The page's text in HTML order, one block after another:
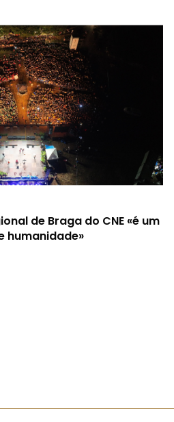
de Braga do CNE «é um
humanidade»